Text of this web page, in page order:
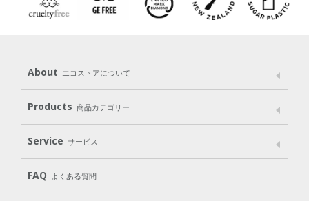
About エコストアについて
メッセージ ブランドストーリー
パッケージへのこだわり
動物実験をしない
Products 商品カテゴリー
Laundry
Cleaning Baby Kids
Body（ボディ） Hair（ヘア） Oral care（オーラルケア）
Service サービス
User Guide
Subscription（定期便）
FAQ よくある質問